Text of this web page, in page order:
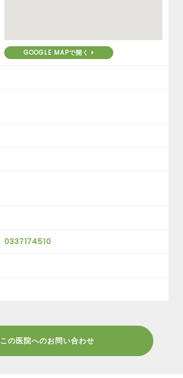
GOOGLE MAPで開く
0337174510
この医院へのお問い合わせ